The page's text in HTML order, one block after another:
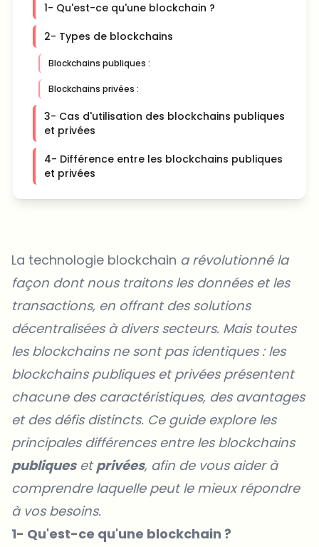
1- Qu'est-ce qu'une blockchain ?
2- Types de blockchains
Blockchains publiques :
Blockchains privées :
3- Cas d'utilisation des blockchains publiques
et privées
4- Différence entre les blockchains publiques
et privées
La technologie blockchain a révolutionné la
façon dont nous traitons les données et les
transactions, en offrant des solutions
décentralisées à divers secteurs. Mais toutes
les blockchains ne sont pas identiques : les
blockchains publiques et privées présentent
chacune des caractéristiques, des avantages
et des défis distincts. Ce guide explore les
principales différences entre les blockchains
publiquesetprivées, afin de vous aider à
comprendre laquelle peut le mieux répondre
à vos besoins.
1- Qu'est-ce qu'une blockchain ?